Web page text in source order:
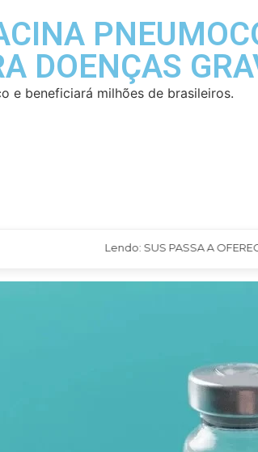
DOENÇAS
e beneficiará milhões de brasileiros.
Lendo: SUS PASSA A